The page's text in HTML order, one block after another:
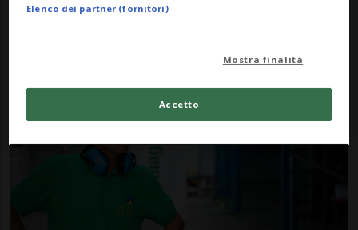
BALERNA
Ristorante del Popolo
Elenco dei partner (fornitori)
Mostra finalità
Accetto